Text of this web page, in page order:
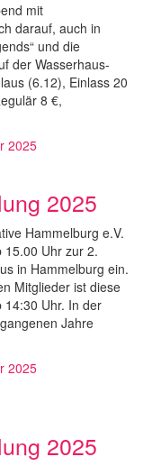
mit
darauf, auch in
und die
der Wasserhaus-
(6.12), Einlass 20
8 €,
2025
2025
Hammelburg e.V.
15.00 Uhr zur 2.
in Hammelburg ein.
Mitglieder ist diese
14:30 Uhr. In der
Jahre
2025
2025